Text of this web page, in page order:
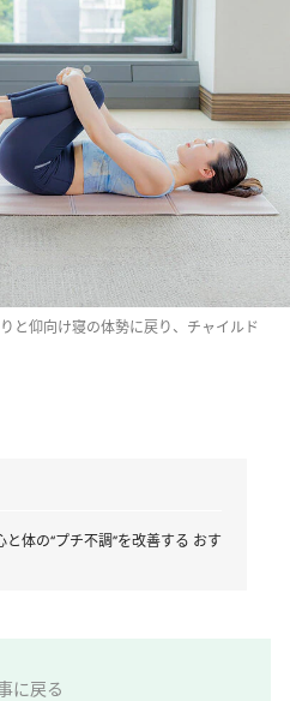
と仰向け寝の体勢に戻り、チャイルド
体の“プチ不調”を改善する おす
に戻る